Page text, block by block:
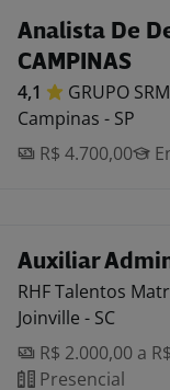
Analista De
CAMPINAS
4,1 GRUPO SRM
Campinas - SP
R$ 4.700,00
Auxiliar
RHF Talentos
Joinville - SC
R$ 2.000,00 a
Presencial